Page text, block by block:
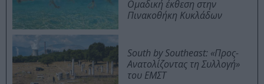
Ομαδική έκθεση στην
Πινακοθήκη Κυκλάδων
South by Southeast: «Προς-
Ανατολίζοντας τη Συλλογή»
του ΕΜΣΤ